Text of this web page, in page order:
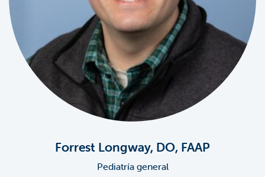
Forrest Longway, DO, FAAP
Pediatría general